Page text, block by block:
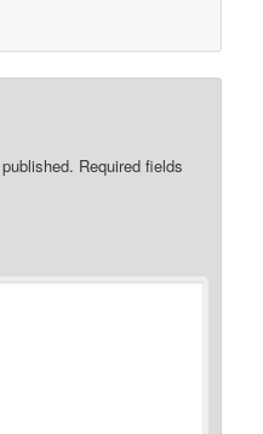
Required fields